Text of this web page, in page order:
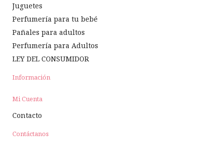
Juguetes
Perfumería para tu bebé
Pañales para adultos
Perfumería para Adultos
LEY DEL CONSUMIDOR
Información
Mi Cuenta
Contacto
Contáctanos